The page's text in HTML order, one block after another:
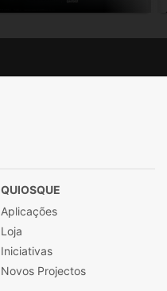
QUIOSQUE
Aplicações
Loja
Iniciativas
Novos Projectos